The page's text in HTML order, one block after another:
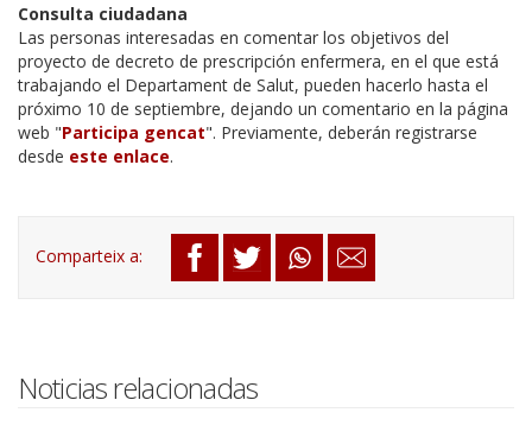
Consulta ciudadana
Las personas interesadas en comentar los objetivos del
proyecto de decreto de prescripción enfermera, en el que está
trabajando el Departament de Salut, pueden hacerlo hasta el
próximo 10 de septiembre, dejando un comentario en la página
web "Participa gencat". Previamente, deberán registrarse
desde este enlace.
Noticias relacionadas